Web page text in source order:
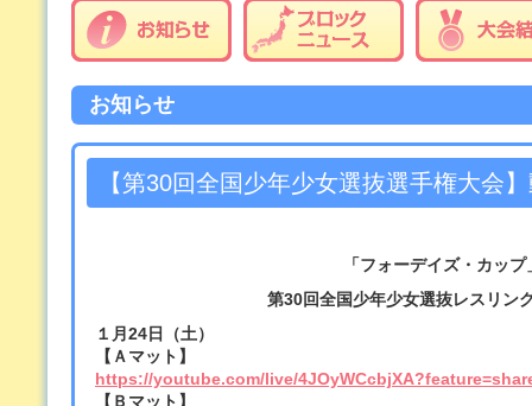
お知らせ
【第30回全国少年少女選抜選手権大会
「フォーデイズ・カップ
第30回全国少年少女選抜レスリン
１月24日（土）
【Ａマット】
https://youtube.com/live/
【Ｂマット】